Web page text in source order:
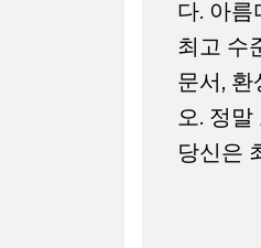
다. 아름
최고 수
문서,
오. 정
당신은